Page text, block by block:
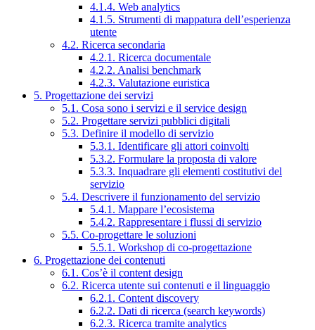
4.1.4. Web analytics
4.1.5. Strumenti di mappatura dell’esperienza
utente
4.2. Ricerca secondaria
4.2.1. Ricerca documentale
4.2.2. Analisi benchmark
4.2.3. Valutazione euristica
5. Progettazione dei servizi
5.1. Cosa sono i servizi e il service design
5.2. Progettare servizi pubblici digitali
5.3. Definire il modello di servizio
5.3.1. Identificare gli attori coinvolti
5.3.2. Formulare la proposta di valore
5.3.3. Inquadrare gli elementi costitutivi del
servizio
5.4. Descrivere il funzionamento del servizio
5.4.1. Mappare l’ecosistema
5.4.2. Rappresentare i flussi di servizio
5.5. Co-progettare le soluzioni
5.5.1. Workshop di co-progettazione
6. Progettazione dei contenuti
6.1. Cos’è il content design
6.2. Ricerca utente sui contenuti e il linguaggio
6.2.1. Content discovery
6.2.2. Dati di ricerca (search keywords)
6.2.3. Ricerca tramite analytics